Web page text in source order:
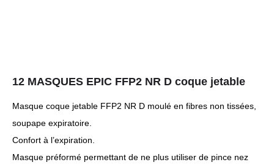
12 MASQUES EPIC FFP2 NR D coque jetable
Masque coque jetable FFP2 NR D moulé en fibres non tissées,
soupape expiratoire.
Confort à l’expiration.
Masque préformé permettant de ne plus utiliser de pince nez